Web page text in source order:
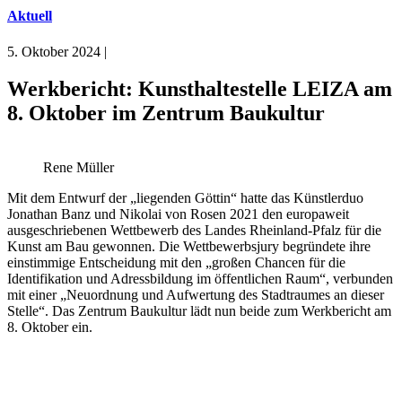
Aktuell
5. Oktober 2024 |
Werkbericht: Kunsthaltestelle LEIZA am
8. Oktober im Zentrum Baukultur
Rene Müller
Mit dem Entwurf der „liegenden Göttin“ hatte das Künstlerduo
Jonathan Banz und Nikolai von Rosen 2021 den europaweit
ausgeschriebenen Wettbewerb des Landes Rheinland-Pfalz für die
Kunst am Bau gewonnen. Die Wettbewerbsjury begründete ihre
einstimmige Entscheidung mit den „großen Chancen für die
Identifikation und Adressbildung im öffentlichen Raum“, verbunden
mit einer „Neuordnung und Aufwertung des Stadtraumes an dieser
Stelle“. Das Zentrum Baukultur lädt nun beide zum Werkbericht am
8. Oktober ein.